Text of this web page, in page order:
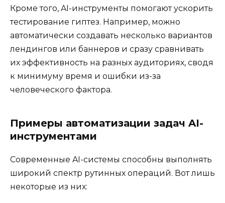
Кроме того, AI-инструменты помогают ускорить
тестирование гиптез. Например, можно
автоматически создавать несколько вариантов
лендингов или баннеров и сразу сравнивать
их эффективность на разных аудиториях, сводя
к минимуму время и ошибки из-за
человеческого фактора.
Примеры автоматизации задач AI-
инструментами
Современные AI-системы способны выполнять
широкий спектр рутинных операций. Вот лишь
некоторые из них: